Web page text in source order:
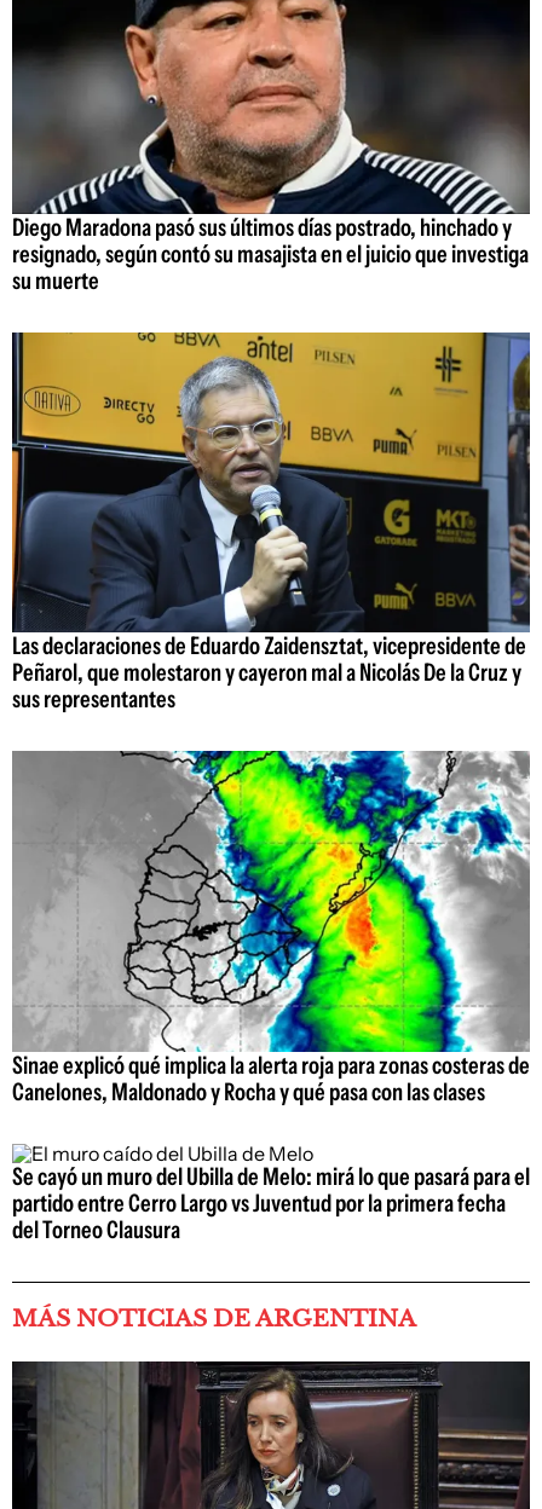
Diego Maradona pasó sus últimos días postrado, hinchado y
resignado, según contó su masajista en el juicio que investiga
su muerte
Las declaraciones de Eduardo Zaidensztat, vicepresidente de
Peñarol, que molestaron y cayeron mal a Nicolás De la Cruz y
sus representantes
Sinae explicó qué implica la alerta roja para zonas costeras de
Canelones, Maldonado y Rocha y qué pasa con las clases
Se cayó un muro del Ubilla de Melo: mirá lo que pasará para el
partido entre Cerro Largo vs Juventud por la primera fecha
del Torneo Clausura
MÁS NOTICIAS DE ARGENTINA